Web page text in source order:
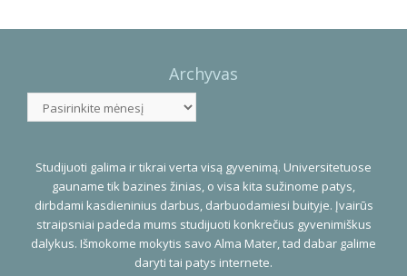
Navigation
Archyvas
Studijuoti galima ir tikrai verta visą gyvenimą. Universitetuose
gauname tik bazines žinias, o visa kita sužinome patys,
dirbdami kasdieninius darbus, darbuodamiesi buityje. Įvairūs
straipsniai padeda mums studijuoti konkrečius gyvenimiškus
dalykus. Išmokome mokytis savo Alma Mater, tad dabar galime
daryti tai patys internete.